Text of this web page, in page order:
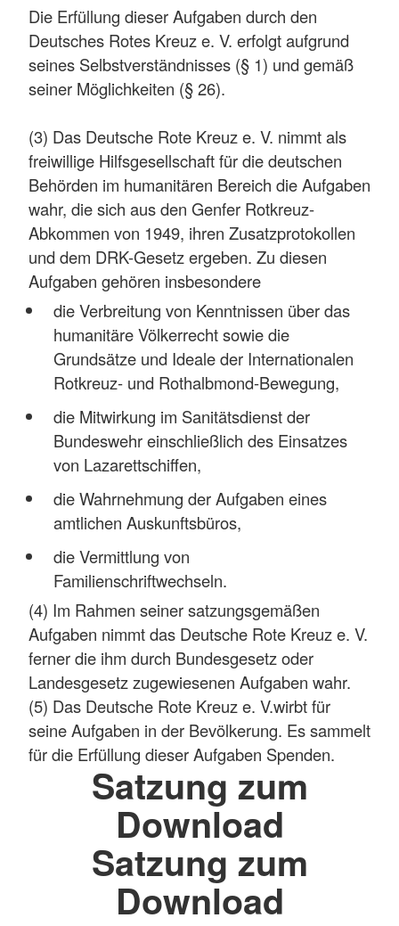
Die Erfüllung dieser Aufgaben durch den
Deutsches Rotes Kreuz e. V. erfolgt aufgrund
seines Selbstverständnisses (§ 1) und gemäß
seiner Möglichkeiten (§ 26).
(3) Das Deutsche Rote Kreuz e. V. nimmt als
freiwillige Hilfsgesellschaft für die deutschen
Behörden im humanitären Bereich die Aufgaben
wahr, die sich aus den Genfer Rotkreuz-
Abkommen von 1949, ihren Zusatzprotokollen
und dem DRK-Gesetz ergeben. Zu diesen
Aufgaben gehören insbesondere
die Verbreitung von Kenntnissen über das
humanitäre Völkerrecht sowie die
Grundsätze und Ideale der Internationalen
Rotkreuz- und Rothalbmond-Bewegung,
die Mitwirkung im Sanitätsdienst der
Bundeswehr einschließlich des Einsatzes
von Lazarettschiffen,
die Wahrnehmung der Aufgaben eines
amtlichen Auskunftsbüros,
die Vermittlung von
Familienschriftwechseln.
(4) Im Rahmen seiner satzungsgemäßen
Aufgaben nimmt das Deutsche Rote Kreuz e. V.
ferner die ihm durch Bundesgesetz oder
Landesgesetz zugewiesenen Aufgaben wahr.
(5) Das Deutsche Rote Kreuz e. V.wirbt für
seine Aufgaben in der Bevölkerung. Es sammelt
für die Erfüllung dieser Aufgaben Spenden.
Satzung zum
Download
Satzung zum
Download